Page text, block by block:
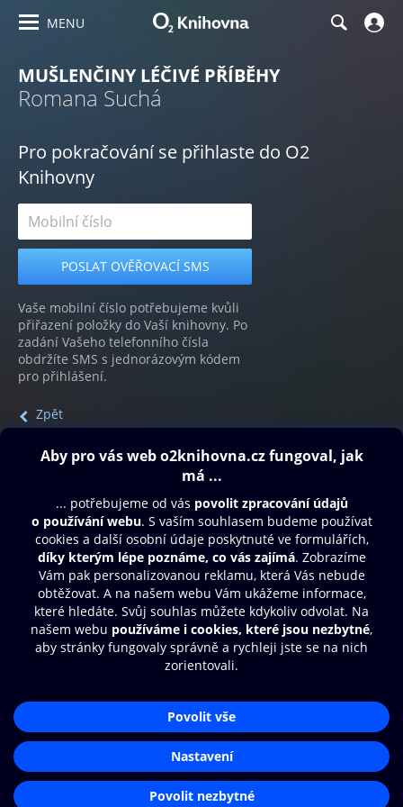
MENU
MUŠLENČINY LÉČIVÉ PŘÍBĚHY
Romana Suchá
Pro pokračování se přihlaste do O2
Knihovny
Vaše mobilní číslo potřebujeme kvůli
přiřazení položky do Vaší knihovny. Po
zadání Vašeho telefonního čísla
obdržíte SMS s jednorázovým kódem
pro přihlášení.
Zpět
Obsah ke stažení
Moje O2 Knihovna
Další zábava
© O2 Czech Republic a.s.
Přístupnost
Zásady zpracování osobních údajů
Nastavení cookies
Aplikace O2 Knihovna
Čti a poslouchej své e-knihy a
audioknihy rychleji a pohodlněji.